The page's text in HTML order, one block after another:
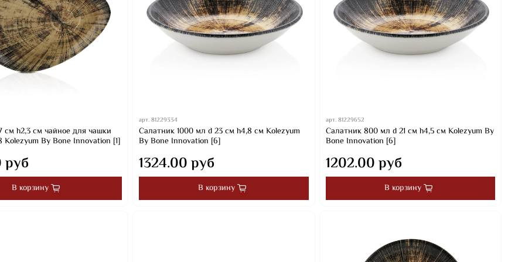
см h2,3 см чайное для чашки
Kolezyum By Bone Innovation [1]
руб
В корзину
арт.81229334
Салатник 1000 мл d 23 см h4,8 см Kolezyum
By Bone Innovation [6]
1324.00 руб
В корзину
арт.81229652
Салатник 800 мл d 21 см h4,5 см Kolezyum By
Bone Innovation [6]
1202.00 руб
В корзину